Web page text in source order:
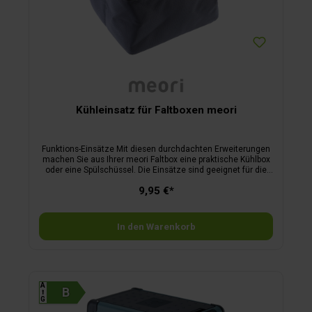
Kühleinsatz für Faltboxen meori
Funktions-Einsätze Mit diesen durchdachten Erweiterungen
machen Sie aus Ihrer meori Faltbox eine praktische Kühlbox
oder eine Spülschüssel. Die Einsätze sind geeignet für die
9,95 €*
In den Warenkorb
A
⭡
G